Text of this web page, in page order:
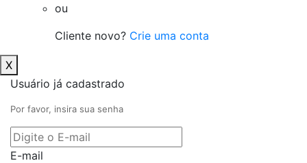
ou
Cliente novo? Crie uma conta
X
Usuário já cadastrado
Por favor, insira sua senha
E-mail